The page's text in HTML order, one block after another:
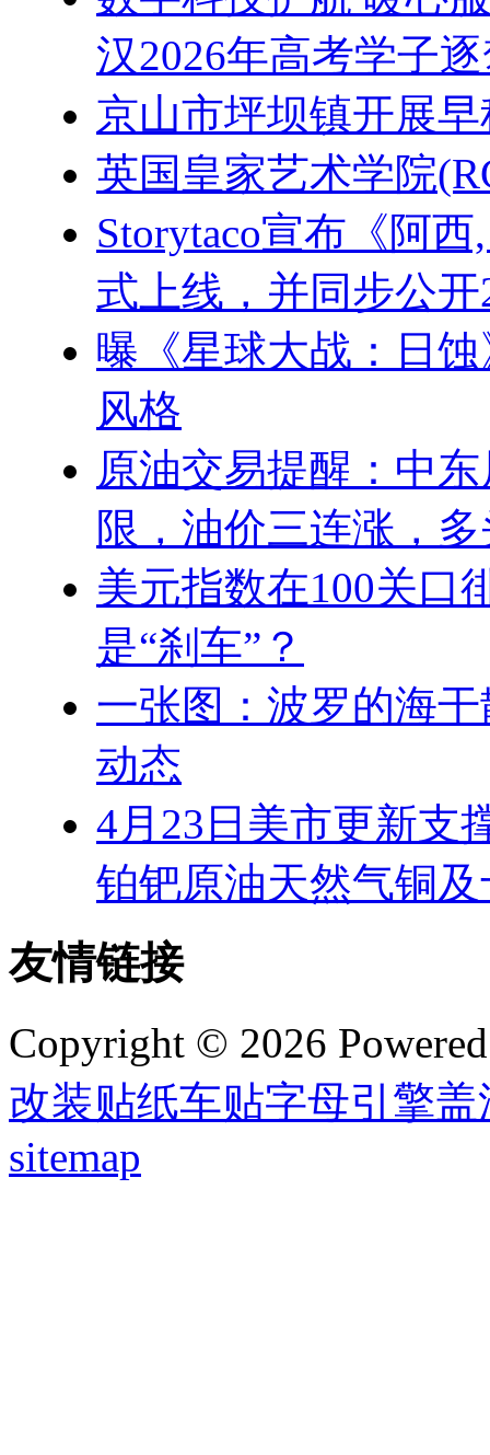
汉2026年高考学子
京山市坪坝镇开展
英国皇家艺术学院
Storytaco宣布《阿
式上线，并同步公
曝《星球大战：日
风格
原油交易提醒：中
限，油价三连涨，
美元指数在100关口
是“刹车”？
一张图：波罗的海
动态
4月23日美市更新支
铂钯原油天然气铜
友情链接
Copyright © 2026
改装贴纸车贴字母引擎
sitemap